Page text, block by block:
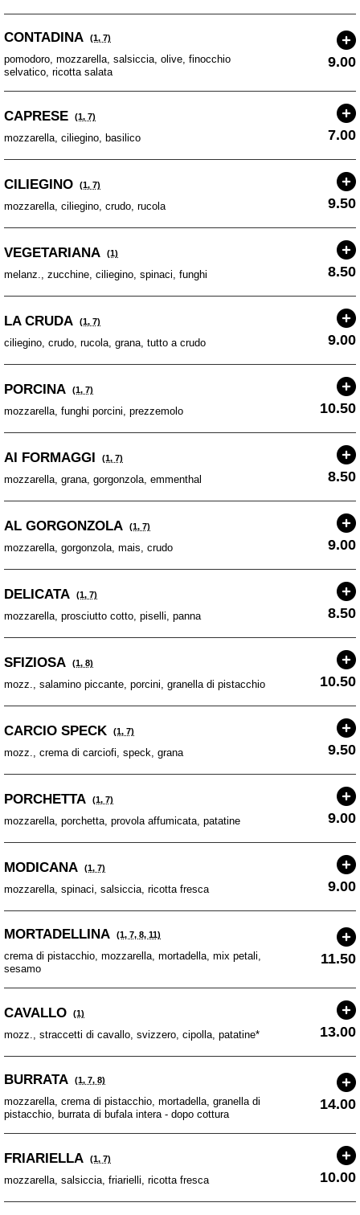
CONTADINA (1, 7)
pomodoro, mozzarella, salsiccia, olive, finocchio
selvatico, ricotta salata
9.00
CAPRESE (1, 7)
mozzarella, ciliegino, basilico 7.00
CILIEGINO (1, 7)
mozzarella, ciliegino, crudo, rucola 9.50
VEGETARIANA (1)
melanz., zucchine, ciliegino, spinaci, funghi 8.50
LA CRUDA (1, 7)
ciliegino, crudo, rucola, grana, tutto a crudo 9.00
PORCINA (1, 7)
mozzarella, funghi porcini, prezzemolo 10.50
AI FORMAGGI (1, 7)
mozzarella, grana, gorgonzola, emmenthal 8.50
AL GORGONZOLA (1, 7)
mozzarella, gorgonzola, mais, crudo 9.00
DELICATA (1, 7)
mozzarella, prosciutto cotto, piselli, panna 8.50
SFIZIOSA (1, 8)
mozz., salamino piccante, porcini, granella di pistacchio 10.50
CARCIO SPECK (1, 7)
mozz., crema di carciofi, speck, grana 9.50
PORCHETTA (1, 7)
mozzarella, porchetta, provola affumicata, patatine 9.00
MODICANA (1, 7)
mozzarella, spinaci, salsiccia, ricotta fresca 9.00
MORTADELLINA (1, 7, 8, 11)
crema di pistacchio, mozzarella, mortadella, mix petali,
sesamo
11.50
CAVALLO (1)
mozz., straccetti di cavallo, svizzero, cipolla, patatine* 13.00
BURRATA (1, 7, 8)
mozzarella, crema di pistacchio, mortadella, granella di
pistacchio, burrata di bufala intera - dopo cottura
14.00
FRIARIELLA (1, 7)
mozzarella, salsiccia, friarielli, ricotta fresca 10.00